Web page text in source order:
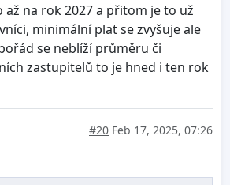
na rok 2027 a přitom je to už
minimální plat se zvyšuje ale
se neblíží průměru či
zastupitelů to je hned i ten rok
#20 Feb 17, 2025, 07:26